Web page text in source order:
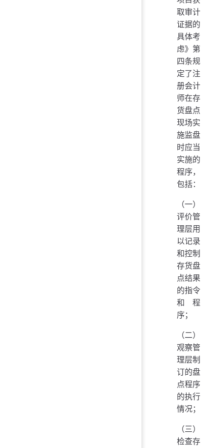
取审计
证据的
具体考
虑》第
四条规
定了注
册会计
师在存
货盘点
现场实
施监盘
时应当
实施的
程序，
包括：
（一）
评价管
理层用
以记录
和控制
存货盘
点结果
的指令
和程
序；
（二）
观察管
理层制
订的盘
点程序
的执行
情况；
（三）
检查存